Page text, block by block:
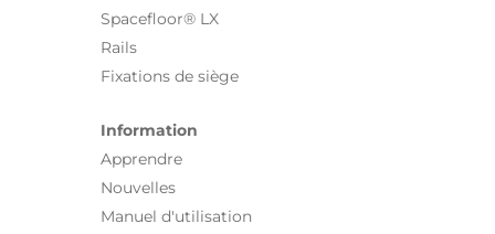
Spacefloor® LX
Rails
Fixations de siège
Information
Apprendre
Nouvelles
Manuel d'utilisation